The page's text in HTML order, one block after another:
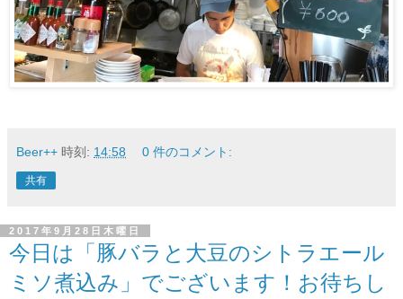
Beer++ 時刻: 14:58 0 件のコメント:
共有
2017年9月28日木曜日
今日は「豚バラと大豆のシトラエール
ミソ煮込み」でございます！お待ちし